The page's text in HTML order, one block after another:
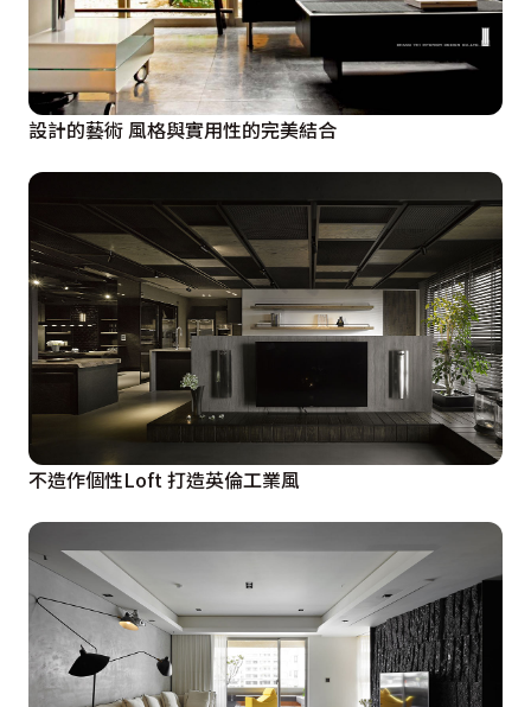
設計的藝術 風格與實用性的完美結合
不造作個性Loft 打造英倫工業風